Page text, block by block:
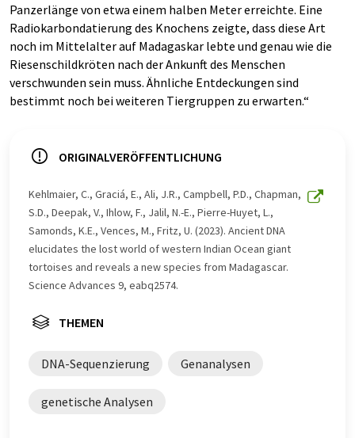
Panzerlänge von etwa einem halben Meter erreichte. Eine
Radiokarbondatierung des Knochens zeigte, dass diese Art
noch im Mittelalter auf Madagaskar lebte und genau wie die
Riesenschildkröten nach der Ankunft des Menschen
verschwunden sein muss. Ähnliche Entdeckungen sind
bestimmt noch bei weiteren Tiergruppen zu erwarten.“
ORIGINALVERÖFFENTLICHUNG
Kehlmaier, C., Graciá, E., Ali, J.R., Campbell, P.D., Chapman,
S.D., Deepak, V., Ihlow, F., Jalil, N.-E., Pierre-Huyet, L.,
Samonds, K.E., Vences, M., Fritz, U. (2023). Ancient DNA
elucidates the lost world of western Indian Ocean giant
tortoises and reveals a new species from Madagascar.
Science Advances 9, eabq2574.
THEMEN
DNA-Sequenzierung Genanalysen
genetische Analysen